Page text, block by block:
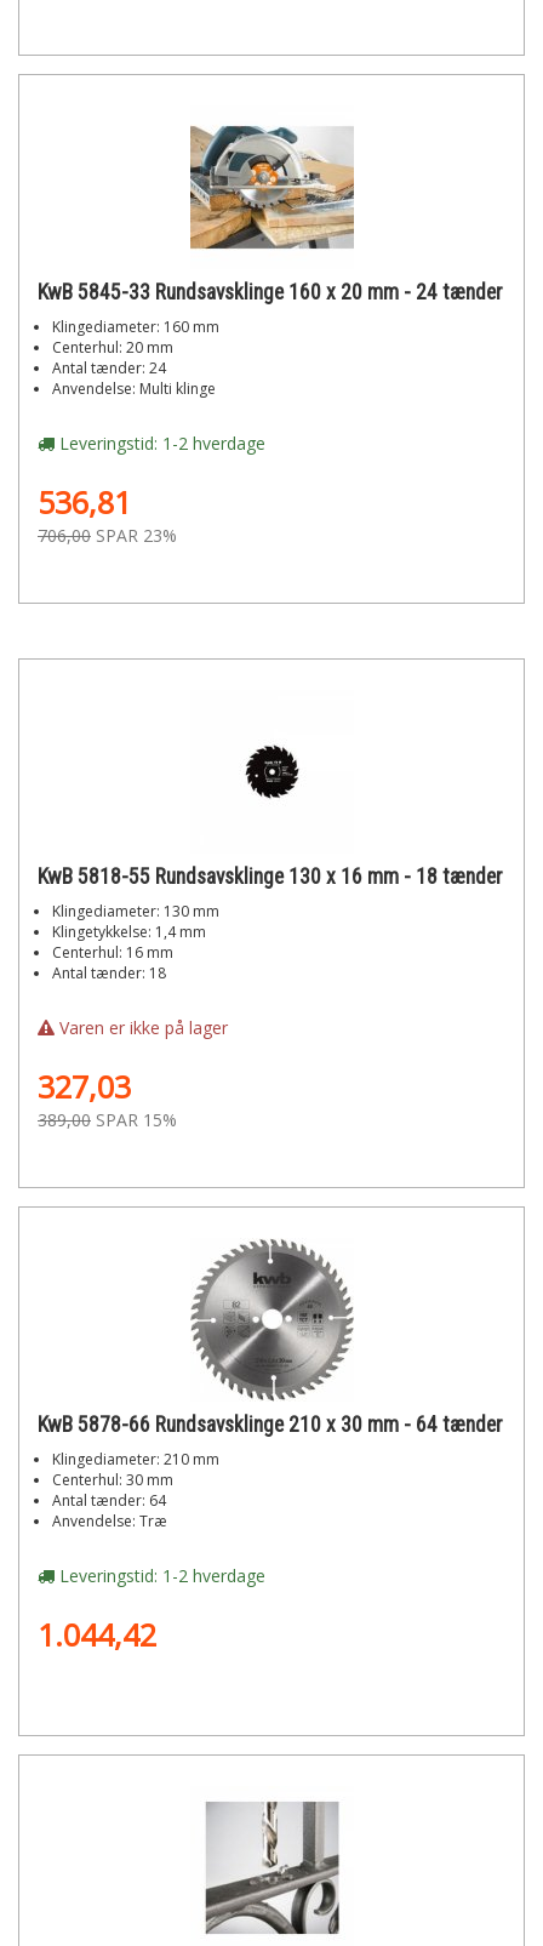
KwB 5845-33 Rundsavsklinge 160 x 20 mm - 24 tænder
Klingediameter: 160 mm
Centerhul: 20 mm
Antal tænder: 24
Anvendelse: Multi klinge
Leveringstid: 1-2 hverdage
536,81
706,00 SPAR 23%
KwB 5818-55 Rundsavsklinge 130 x 16 mm - 18 tænder
Klingediameter: 130 mm
Klingetykkelse: 1,4 mm
Centerhul: 16 mm
Antal tænder: 18
Varen er ikke på lager
327,03
389,00 SPAR 15%
KwB 5878-66 Rundsavsklinge 210 x 30 mm - 64 tænder
Klingediameter: 210 mm
Centerhul: 30 mm
Antal tænder: 64
Anvendelse: Træ
Leveringstid: 1-2 hverdage
1.044,42